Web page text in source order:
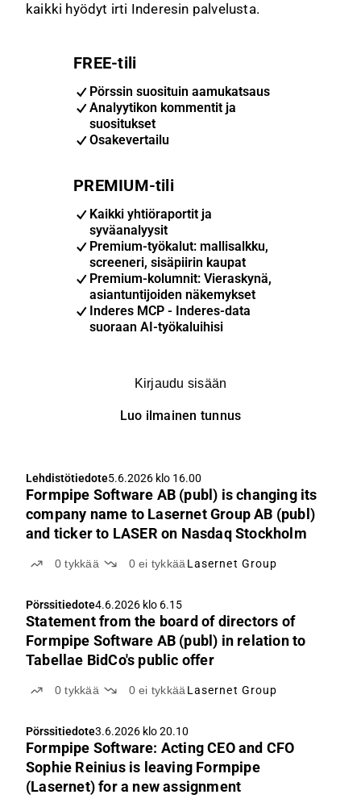
kaikki hyödyt irti Inderesin palvelusta.
FREE-tili
Pörssin suosituin aamukatsaus
Analyytikon kommentit ja
suositukset
Osakevertailu
PREMIUM-tili
Kaikki yhtiöraportit ja
syväanalyysit
Premium-työkalut: mallisalkku,
screeneri, sisäpiirin kaupat
Premium-kolumnit: Vieraskynä,
asiantuntijoiden näkemykset
Inderes MCP - Inderes-data
suoraan AI-työkaluihisi
Kirjaudu sisään
Luo ilmainen tunnus
Lehdistötiedote5.6.2026 klo 16.00
Formpipe Software AB (publ) is changing its
company name to Lasernet Group AB (publ)
and ticker to LASER on Nasdaq Stockholm
0tykkää 0ei tykkää Lasernet Group
Pörssitiedote4.6.2026 klo 6.15
Statement from the board of directors of
Formpipe Software AB (publ) in relation to
Tabellae BidCo's public offer
0tykkää 0ei tykkää Lasernet Group
Pörssitiedote3.6.2026 klo 20.10
Formpipe Software: Acting CEO and CFO
Sophie Reinius is leaving Formpipe
(Lasernet) for a new assignment